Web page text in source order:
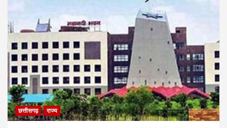
छत्तीसगढ़ राज्य